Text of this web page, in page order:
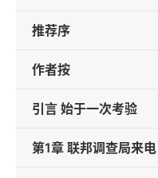
推荐序
作者按
引言 始于一次考验
第1章 联邦调查局来电